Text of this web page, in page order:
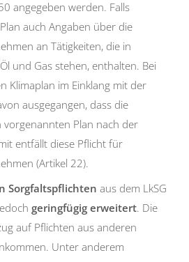
angegeben werden. Falls
auch Angaben über die
an Tätigkeiten, die in
und Gas stehen, enthalten. Bei
Klimaplan im Einklang mit der
ausgegangen, dass die
Plan nach der
entfällt diese Pflicht für
(Artikel 22).
Sorgfaltspflichten aus dem LkSG
geringfügig erweitert. Die
auf Pflichten aus anderen
Unter anderem